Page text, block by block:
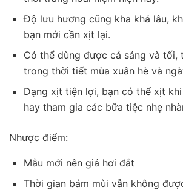
Độ lưu hương cũng kha khá lâu,
bạn mới cần xịt lại.
Có thể dùng được cả sáng và tối,
trong thời tiết mùa xuân hè và
Dạng xịt tiện lợi, bạn có thể xịt
hay tham gia các bữa tiệc nhẹ
Nhược điểm:
Mẫu mới nên giá hơi đắt
Thời gian bám mùi vẫn không